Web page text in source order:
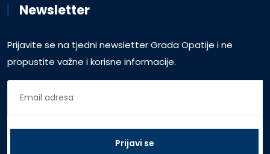
Newsletter
Prijavite se na tjedni newsletter Grada Opatije i ne
propustite važne i korisne informacije.